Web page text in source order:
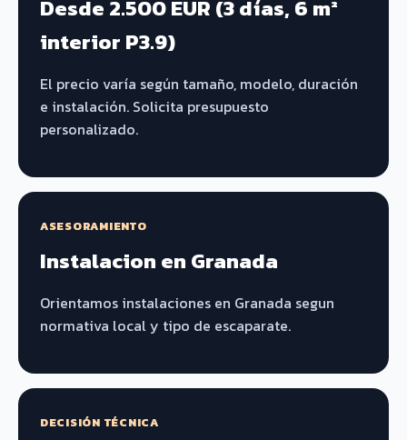
Desde 2.500 EUR (3 días, 6 m²
interior P3.9)
El precio varía según tamaño, modelo, duración
e instalación. Solicita presupuesto
personalizado.
ASESORAMIENTO
Instalacion en Granada
Orientamos instalaciones en Granada segun
normativa local y tipo de escaparate.
DECISIÓN TÉCNICA